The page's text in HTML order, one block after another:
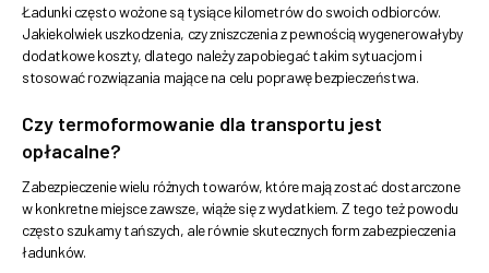
Ładunki często wożone są tysiące kilometrów do swoich odbiorców.
Jakiekolwiek uszkodzenia, czy zniszczenia z pewnością wygenerowałyby
dodatkowe koszty, dlatego należy zapobiegać takim sytuacjom i
stosować rozwiązania mające na celu poprawę bezpieczeństwa.
Czy termoformowanie dla transportu jest
opłacalne?
Zabezpieczenie wielu różnych towarów, które mają zostać dostarczone
w konkretne miejsce zawsze, wiąże się z wydatkiem. Z tego też powodu
często szukamy tańszych, ale równie skutecznych form zabezpieczenia
ładunków.